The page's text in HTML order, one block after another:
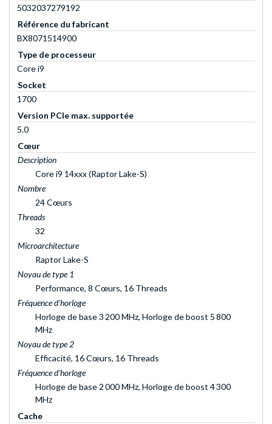
5032037279192
Référence du fabricant
BX8071514900
Type de processeur
Core i9
Socket
1700
Version PCIe max. supportée
5.0
Cœur
Description
Core i9 14xxx (Raptor Lake-S)
Nombre
24 Cœurs
Threads
32
Microarchitecture
Raptor Lake-S
Noyau de type 1
Performance, 8 Cœurs, 16 Threads
Fréquence d'horloge
Horloge de base 3 200 MHz, Horloge de boost 5 800
MHz
Noyau de type 2
Efficacité, 16 Cœurs, 16 Threads
Fréquence d'horloge
Horloge de base 2 000 MHz, Horloge de boost 4 300
MHz
Cache